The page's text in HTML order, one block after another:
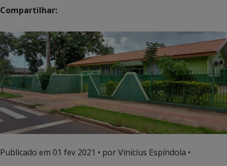
Compartilhar:
Publicado em 01 fev 2021 • por Vinícius Espíndola •